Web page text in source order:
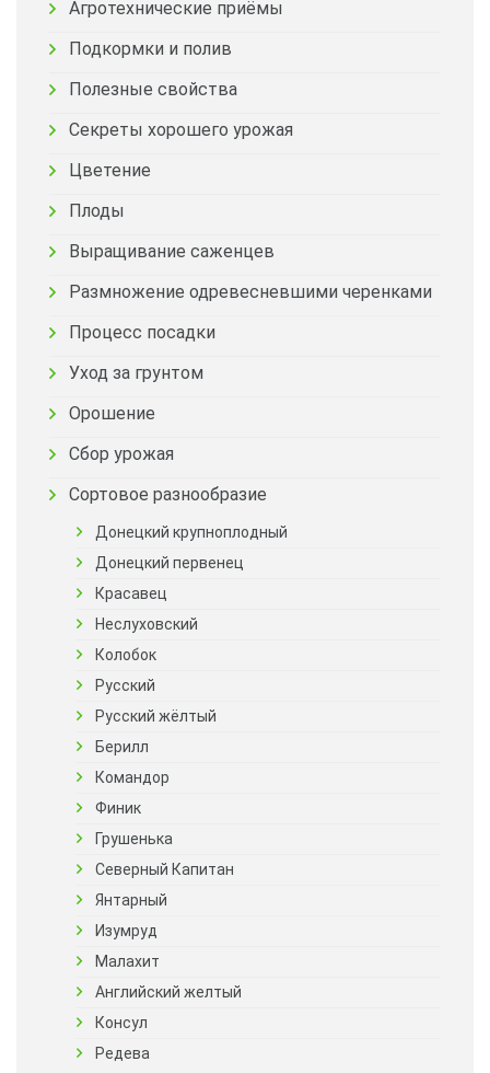
Агротехнические приёмы
Подкормки и полив
Полезные свойства
Секреты хорошего урожая
Цветение
Плоды
Выращивание саженцев
Размножение одревесневшими черенками
Процесс посадки
Уход за грунтом
Орошение
Сбор урожая
Сортовое разнообразие
Донецкий крупноплодный
Донецкий первенец
Красавец
Неслуховский
Колобок
Русский
Русский жёлтый
Берилл
Командор
Финик
Грушенька
Северный Капитан
Янтарный
Изумруд
Малахит
Английский желтый
Консул
Редева